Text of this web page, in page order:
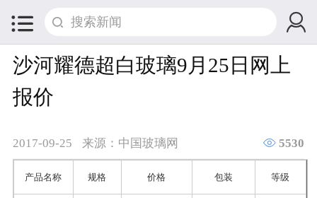
 
沙河耀德超白玻璃9月25日网上
报价
2017-09-25 来源：中国玻璃网  5530
产品名称 规格 价格 包装 等级